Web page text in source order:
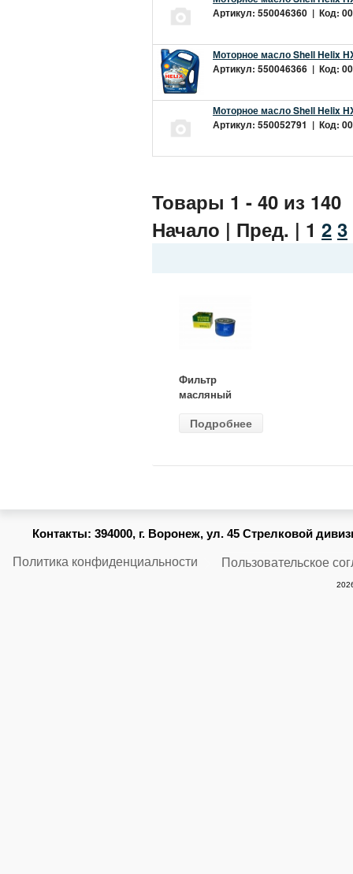
Артикул: 550046360 | Код:
Моторное масло Shell Helix
Артикул: 550046366 | Код:
Моторное масло Shell Helix
Артикул: 550052791 | Код:
Товары 1 - 40 из 140
Начало | Пред. | 1 2 3
Фильтр
масляный
(MANN) W
Подробнее
Контакты: 394000, г. Воронеж, ул. 45 Стрелковой
Политика конфиденциальности Пользовательское